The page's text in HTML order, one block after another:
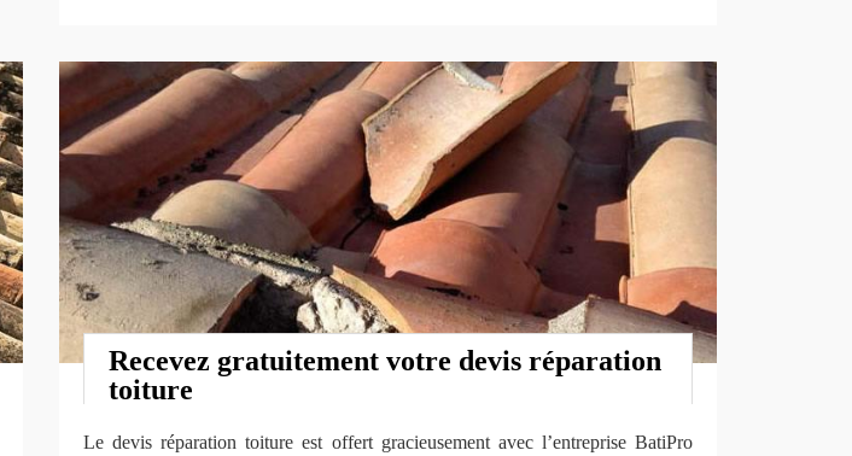
Recevez gratuitement votre devis réparation
toiture
Le devis réparation toiture est offert gracieusement avec l’entreprise BatiPro